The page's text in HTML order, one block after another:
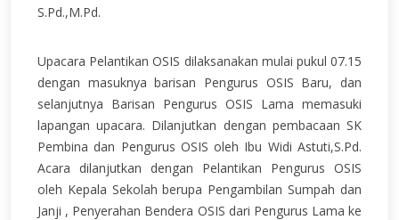
S.Pd.,M.Pd.
Upacara Pelantikan OSIS dilaksanakan mulai pukul 07.15
dengan masuknya barisan Pengurus OSIS Baru, dan
selanjutnya Barisan Pengurus OSIS Lama memasuki
lapangan upacara. Dilanjutkan dengan pembacaan SK
Pembina dan Pengurus OSIS oleh Ibu Widi Astuti,S.Pd.
Acara dilanjutkan dengan Pelantikan Pengurus OSIS
oleh Kepala Sekolah berupa Pengambilan Sumpah dan
Janji , Penyerahan Bendera OSIS dari Pengurus Lama ke